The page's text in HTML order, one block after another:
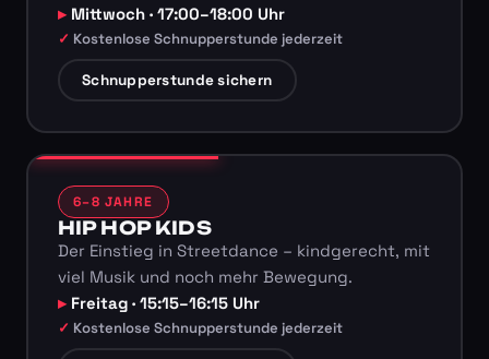
Mittwoch · 17:00–18:00 Uhr
Kostenlose Schnupperstunde jederzeit
Schnupperstunde sichern
6–8 JAHRE
HIP HOP KIDS
Der Einstieg in Streetdance – kindgerecht, mit
viel Musik und noch mehr Bewegung.
Freitag · 15:15–16:15 Uhr
Kostenlose Schnupperstunde jederzeit